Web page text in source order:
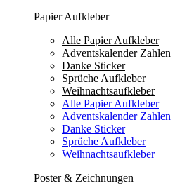
Papier Aufkleber
Alle Papier Aufkleber
Adventskalender Zahlen
Danke Sticker
Sprüche Aufkleber
Weihnachtsaufkleber
Alle Papier Aufkleber
Adventskalender Zahlen
Danke Sticker
Sprüche Aufkleber
Weihnachtsaufkleber
Poster & Zeichnungen